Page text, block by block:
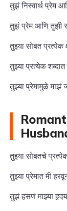
तुझं निस्वार्थ प्रेम
तुझं प्रेम आणि तुझी
तुझ्या सोबत प्रत्येक
तुझ्या प्रत्येक
तुझ्या प्रेमामुळे माझं
तुझ्या सोबतचे
तुझ्या प्रेमात मी
तुझं हसणं माझ्या